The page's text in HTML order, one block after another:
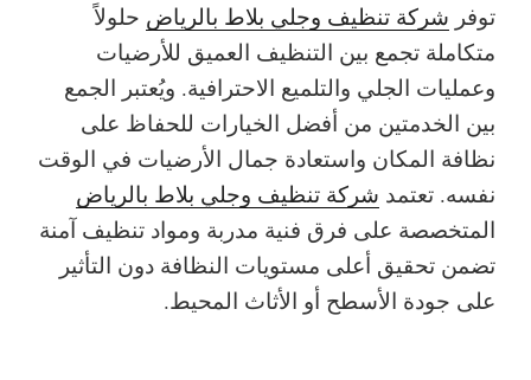
توفر شركة تنظيف وجلي بلاط بالرياض حلولاً
متكاملة تجمع بين التنظيف العميق للأرضيات
وعمليات الجلي والتلميع الاحترافية. ويُعتبر الجمع
بين الخدمتين من أفضل الخيارات للحفاظ على
نظافة المكان واستعادة جمال الأرضيات في الوقت
نفسه. تعتمد شركة تنظيف وجلي بلاط بالرياض
المتخصصة على فرق فنية مدربة ومواد تنظيف آمنة
تضمن تحقيق أعلى مستويات النظافة دون التأثير
على جودة الأسطح أو الأثاث المحيط.